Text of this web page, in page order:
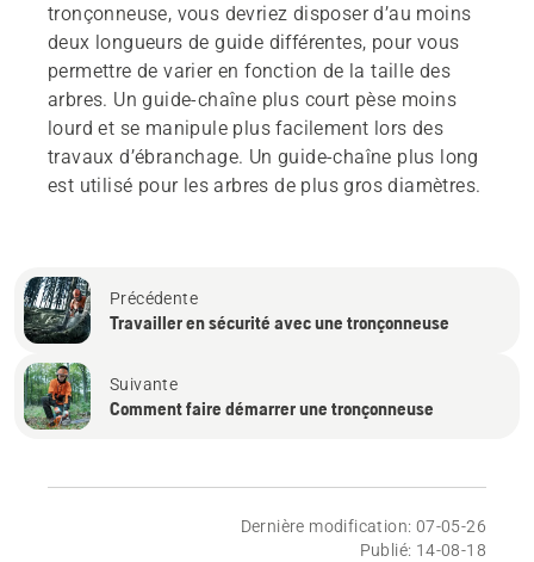
tronçonneuse, vous devriez disposer d’au moins
deux longueurs de guide différentes, pour vous
permettre de varier en fonction de la taille des
arbres. Un guide-chaîne plus court pèse moins
lourd et se manipule plus facilement lors des
travaux d’ébranchage. Un guide-chaîne plus long
est utilisé pour les arbres de plus gros diamètres.
Précédente
Travailler en sécurité avec une tronçonneuse
Suivante
Comment faire démarrer une tronçonneuse
Dernière modification: 07-05-26
Publié: 14-08-18